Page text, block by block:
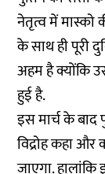
नेतृत्व में मास्को
के साथ ही पूरी
अहम है क्योंकि
हुई है.
इस मार्च के बाद
विद्रोह कहा
जाएगा.